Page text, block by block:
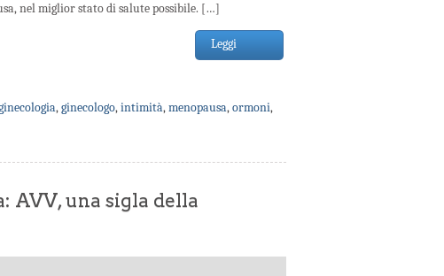
nel miglior stato di salute possibile. […]
Leggi
,ginecologo,intimità,menopausa,ormoni,
AVV, una sigla della